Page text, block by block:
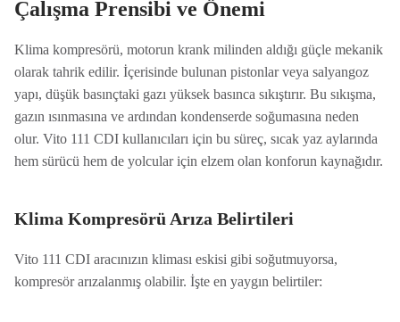
Çalışma Prensibi ve Önemi
Klima kompresörü, motorun krank milinden aldığı güçle mekanik
olarak tahrik edilir. İçerisinde bulunan pistonlar veya salyangoz
yapı, düşük basınçtaki gazı yüksek basınca sıkıştırır. Bu sıkışma,
gazın ısınmasına ve ardından kondenserde soğumasına neden
olur. Vito 111 CDI kullanıcıları için bu süreç, sıcak yaz aylarında
hem sürücü hem de yolcular için elzem olan konforun kaynağıdır.
Klima Kompresörü Arıza Belirtileri
Vito 111 CDI aracınızın kliması eskisi gibi soğutmuyorsa,
kompresör arızalanmış olabilir. İşte en yaygın belirtiler: